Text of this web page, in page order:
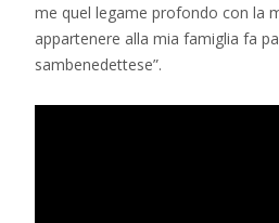
me quel legame profondo con la
appartenere alla mia famiglia fa
sambenedettese”.